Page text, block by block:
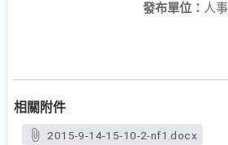
發布單位： 人
相關附件
2015-9-14-15-10-2-nf1.docx